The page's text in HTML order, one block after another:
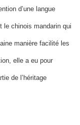
d’une langue
le chinois mandarin qui
manière facilité les
elle a eu pour
de l’héritage